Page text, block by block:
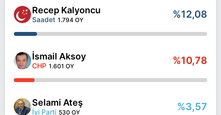
Recep Kalyoncu
Saadet 1.794 OY %12,08
İsmail Aksoy
CHP 1.601 OY %10,78
Selami Ateş
İyi Parti 530 OY %3,57